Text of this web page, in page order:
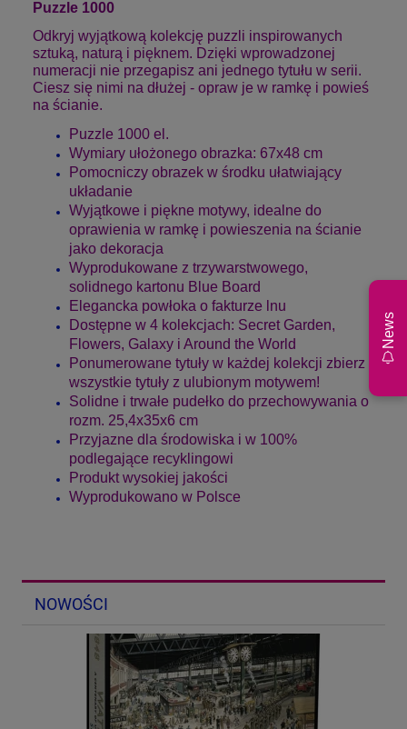
Puzzle 1000
Odkryj wyjątkową kolekcję puzzli inspirowanych
sztuką, naturą i pięknem. Dzięki wprowadzonej
numeracji nie przegapisz ani jednego tytułu w serii.
Ciesz się nimi na dłużej - opraw je w ramkę i powieś
na ścianie.
Puzzle 1000 el.
Wymiary ułożonego obrazka: 67x48 cm
Pomocniczy obrazek w środku ułatwiający
układanie
Wyjątkowe i piękne motywy, idealne do
oprawienia w ramkę i powieszenia na ścianie
jako dekoracja
Wyprodukowane z trzywarstwowego,
solidnego kartonu Blue Board
Elegancka powłoka o fakturze lnu
Dostępne w 4 kolekcjach: Secret Garden,
Flowers, Galaxy i Around the World
Ponumerowane tytuły w każdej kolekcji zbierz
wszystkie tytuły z ulubionym motywem!
Solidne i trwałe pudełko do przechowywania o
rozm. 25,4x35x6 cm
Przyjazne dla środowiska i w 100%
podlegające recyklingowi
Produkt wysokiej jakości
Wyprodukowano w Polsce
NOWOŚCI
News